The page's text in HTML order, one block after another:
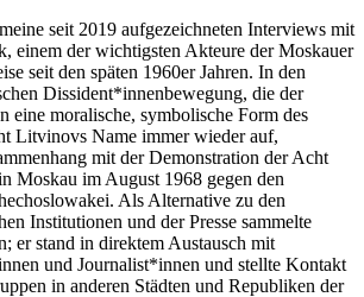
seit 2019 aufgezeichneten Interviews mit
einem der wichtigsten Akteure der Moskauer
seit den späten 1960er Jahren. In den
Dissident*innenbewegung, die der
eine moralische, symbolische Form des
Litvinovs Name immer wieder auf,
mit der Demonstration der Acht
Moskau im August 1968 gegen den
Als Alternative zu den
Institutionen und der Presse sammelte
er stand in direktem Austausch mit
und Journalist*innen und stellte Kontakt
in anderen Städten und Republiken der